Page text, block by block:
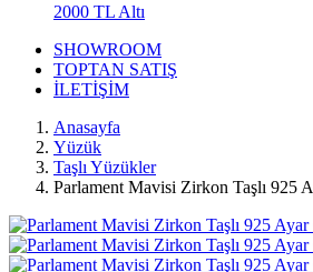
2000 TL Altı
SHOWROOM
TOPTAN SATIŞ
İLETİŞİM
Anasayfa
Yüzük
Taşlı Yüzükler
Parlament Mavisi Zirkon Taşlı 925